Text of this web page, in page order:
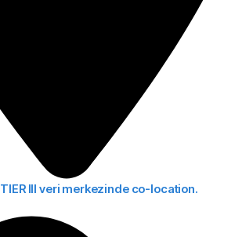
TIER III veri merkezinde co-location.